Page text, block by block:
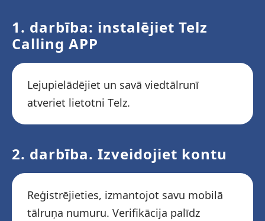
1. darbība: instalējiet Telz
Calling APP
Lejupielādējiet un savā viedtālrunī
atveriet lietotni Telz.
2. darbība. Izveidojiet kontu
Reģistrējieties, izmantojot savu mobilā
tālruņa numuru. Verifikācija palīdz